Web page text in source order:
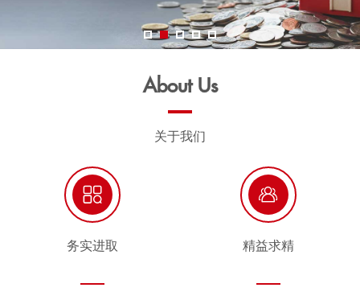
AboutUs
关于我们

务实进取

精益求精